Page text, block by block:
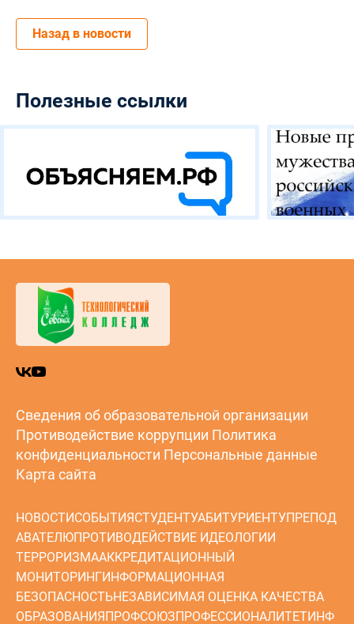
Назад в новости
Полезные ссылки
Сведения об образовательной организации
Противодействие коррупции Политика
конфиденциальности Персональные данные
Карта сайта
НОВОСТИСОБЫТИЯСТУДЕНТУАБИТУРИЕНТУПРЕПОД
АВАТЕЛЮПРОТИВОДЕЙСТВИЕ ИДЕОЛОГИИ
ТЕРРОРИЗМААККРЕДИТАЦИОННЫЙ
МОНИТОРИНГИНФОРМАЦИОННАЯ
БЕЗОПАСНОСТЬНЕЗАВИСИМАЯ ОЦЕНКА КАЧЕСТВА
ОБРАЗОВАНИЯПРОФСОЮЗПРОФЕССИОНАЛИТЕТИНФ